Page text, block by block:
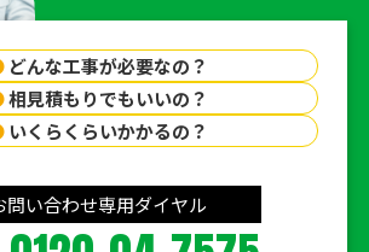
どんな工事が必要なの？
相見積もりでもいいの？
いくらくらいかかるの？
問い合わせ専用ダイヤル